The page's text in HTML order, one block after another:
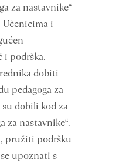
za nastavnike“
Učenicima i
i podrška.
dobiti
pedagoga za
dobili kod za
za nastavnike“.
pružiti podršku
upoznati s